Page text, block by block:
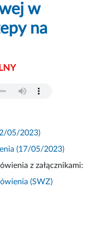
w
na
05/2023)
(17/05/2023)
z załącznikami:
(SWZ)